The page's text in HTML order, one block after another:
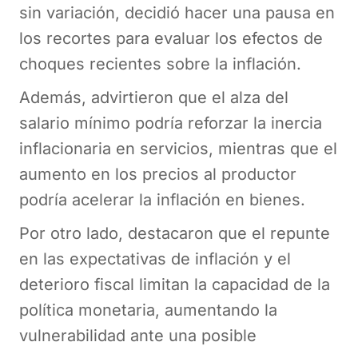
sin variación, decidió hacer una pausa en
los recortes para evaluar los efectos de
choques recientes sobre la inflación.
Además, advirtieron que el alza del
salario mínimo podría reforzar la inercia
inflacionaria en servicios, mientras que el
aumento en los precios al productor
podría acelerar la inflación en bienes.
Por otro lado, destacaron que el repunte
en las expectativas de inflación y el
deterioro fiscal limitan la capacidad de la
política monetaria, aumentando la
vulnerabilidad ante una posible